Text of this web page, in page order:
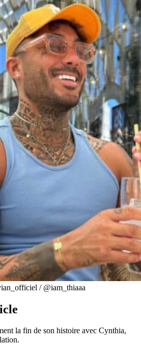
/ @iam_thiaaa
la fin de son histoire avec Cynthia,